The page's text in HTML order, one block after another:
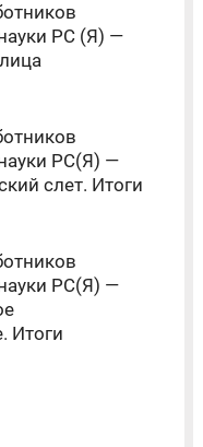
РС (Я) —
РС(Я) —
слет. Итоги
РС(Я) —
Итоги